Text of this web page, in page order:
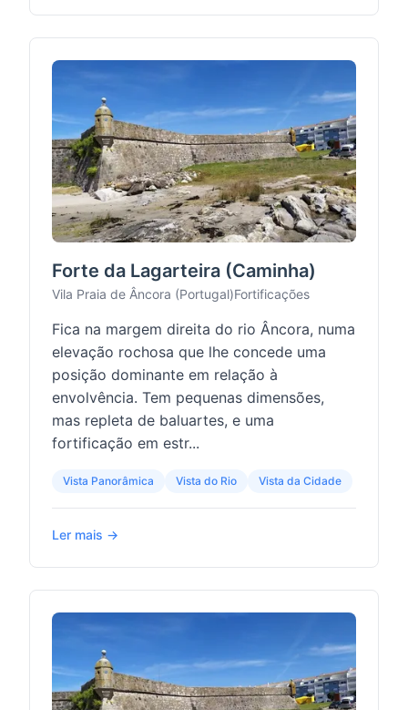
Forte da Lagarteira (Caminha)
Vila Praia de Âncora (Portugal)Fortificações
Fica na margem direita do rio Âncora, numa
elevação rochosa que lhe concede uma
posição dominante em relação à
envolvência. Tem pequenas dimensões,
mas repleta de baluartes, e uma
fortificação em estr...
Vista Panorâmica Vista do Rio Vista da Cidade
Ler mais →